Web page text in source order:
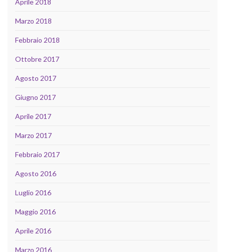
Aprile 2018
Marzo 2018
Febbraio 2018
Ottobre 2017
Agosto 2017
Giugno 2017
Aprile 2017
Marzo 2017
Febbraio 2017
Agosto 2016
Luglio 2016
Maggio 2016
Aprile 2016
Marzo 2016